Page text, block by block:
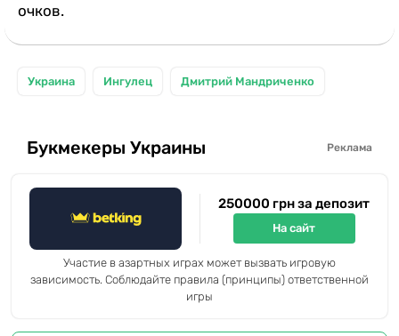
очков.
Украина Ингулец Дмитрий Мандриченко
Букмекеры Украины Реклама
250000 грн за депозит
На сайт
Участие в азартных играх может вызвать игровую
зависимость. Соблюдайте правила (принципы) ответственной
игры